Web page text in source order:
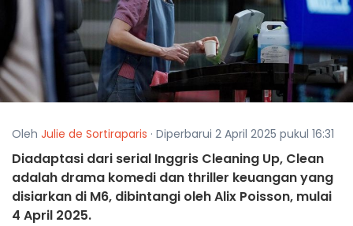
Oleh Julie de Sortiraparis · Diperbarui 2 April 2025 pukul 16:31
Diadaptasi dari serial Inggris Cleaning Up, Clean
adalah drama komedi dan thriller keuangan yang
disiarkan di M6, dibintangi oleh Alix Poisson, mulai
4 April 2025.